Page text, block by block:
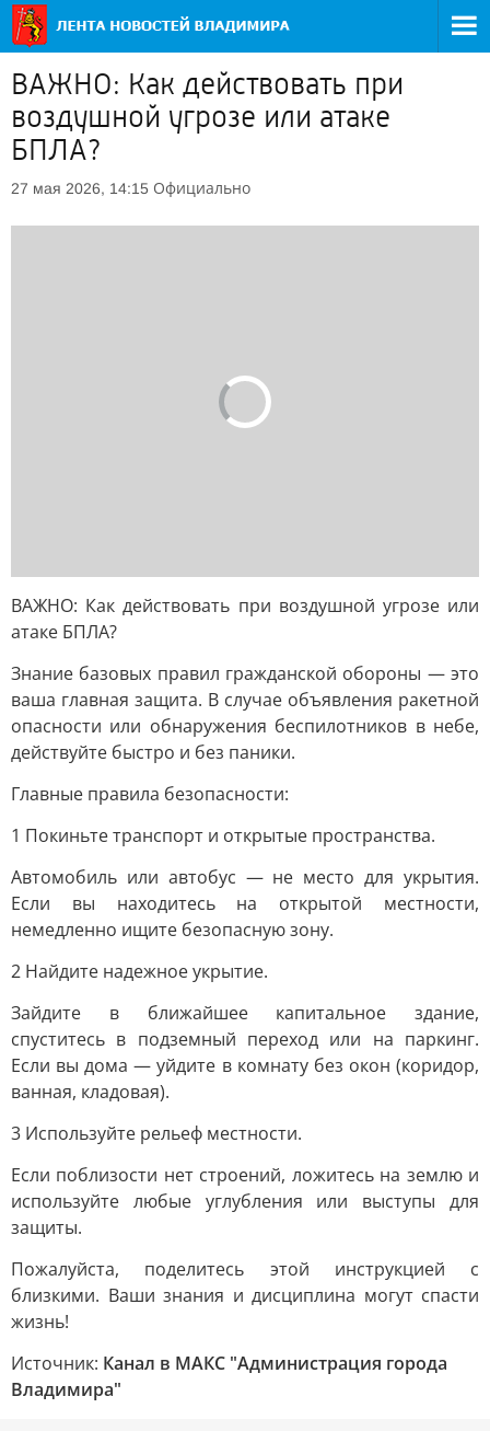
ВАЖНО: Как действовать при
воздушной угрозе или атаке
БПЛА?
27 мая 2026, 14:15 Официально
ВАЖНО: Как действовать при воздушной угрозе или
атаке БПЛА?
Знание базовых правил гражданской обороны — это
ваша главная защита. В случае объявления ракетной
опасности или обнаружения беспилотников в небе,
действуйте быстро и без паники.
Главные правила безопасности:
1 Покиньте транспорт и открытые пространства.
Автомобиль или автобус — не место для укрытия.
Если вы находитесь на открытой местности,
немедленно ищите безопасную зону.
2 Найдите надежное укрытие.
Зайдите в ближайшее капитальное здание,
спуститесь в подземный переход или на паркинг.
Если вы дома — уйдите в комнату без окон (коридор,
ванная, кладовая).
3 Используйте рельеф местности.
Если поблизости нет строений, ложитесь на землю и
используйте любые углубления или выступы для
защиты.
Пожалуйста, поделитесь этой инструкцией с
близкими. Ваши знания и дисциплина могут спасти
жизнь!
Источник: Канал в МАКС "Администрация города
Владимира"